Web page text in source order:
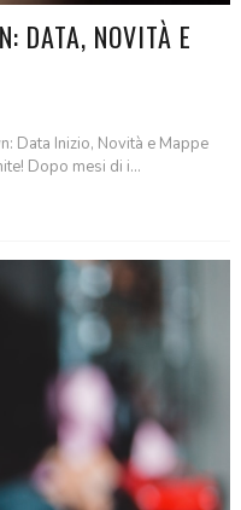
DATA, NOVITÀ E
Data Inizio, Novità e Mappe
Dopo mesi di i...